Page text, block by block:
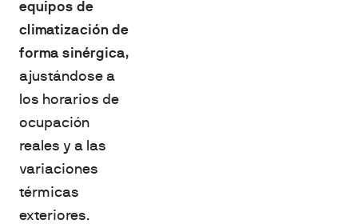
equipos de
climatización de
forma sinérgica,
ajustándose a
los horarios de
ocupación
reales y a las
variaciones
térmicas
exteriores.